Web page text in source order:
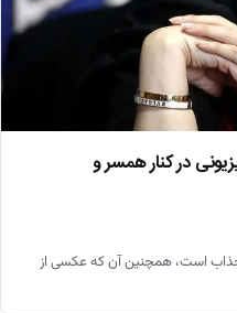
در کنار همسر و
است، همچنین آن که عکسی از